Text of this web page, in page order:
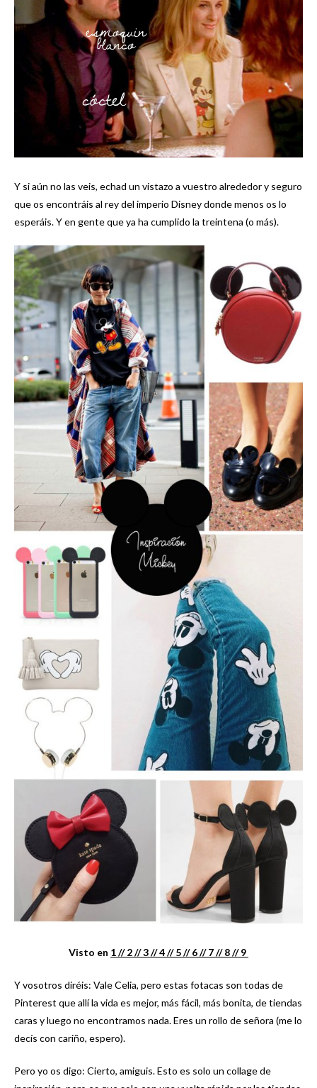
Y si aún no las veis, echad un vistazo a vuestro alrededor y seguro
que os encontráis al rey del imperio Disney donde menos os lo
esperáis. Y en gente que ya ha cumplido la treintena (o más).
Visto en 1 // 2 // 3 // 4 // 5 // 6 // 7 // 8 // 9
Y vosotros diréis: Vale Celia, pero estas fotacas son todas de
Pinterest que allí la vida es mejor, más fácil, más bonita, de tiendas
caras y luego no encontramos nada. Eres un rollo de señora (me lo
decís con cariño, espero).
Pero yo os digo: Cierto, amiguis. Esto es solo un collage de